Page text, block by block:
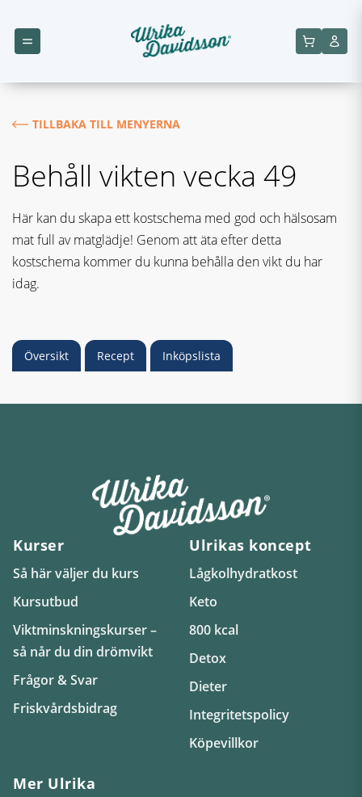
TILLBAKA TILL MENYERNA
Behåll vikten vecka 49
Här kan du skapa ett kostschema med god och hälsosam
mat full av matglädje! Genom att äta efter detta
kostschema kommer du kunna behålla den vikt du har
idag.
Översikt Recept Inköpslista
Kurser
Så här väljer du kurs
Kursutbud
Viktminskningskurser –
så når du din drömvikt
Frågor & Svar
Friskvårdsbidrag
Ulrikas koncept
Lågkolhydratkost
Keto
800 kcal
Detox
Dieter
Integritetspolicy
Köpevillkor
Mer Ulrika